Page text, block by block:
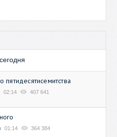
пятидесятисемитства
02:14 407 641
01:14 364 384